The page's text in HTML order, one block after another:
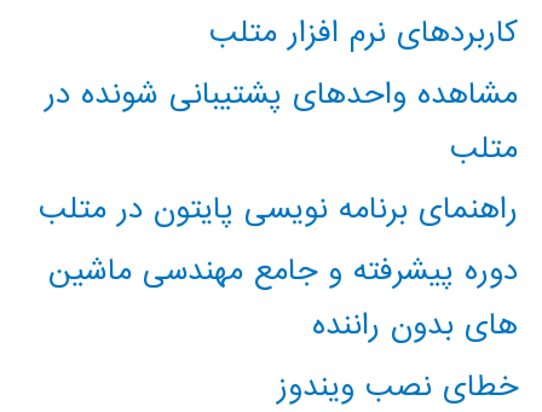
کاربردهای نرم افزار متلب
مشاهده واحدهای پشتیبانی شونده در
متلب
راهنمای برنامه نویسی پایتون در متلب
دوره پیشرفته و جامع مهندسی ماشین
های بدون راننده
خطای نصب ویندوز